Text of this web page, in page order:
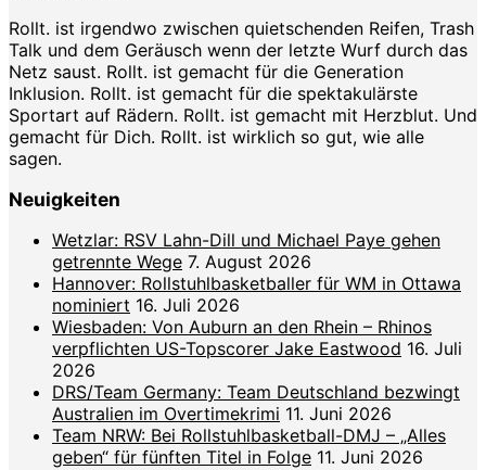
Rollt. ist irgendwo zwischen quietschenden Reifen, Trash
Talk und dem Geräusch wenn der letzte Wurf durch das
Netz saust. Rollt. ist gemacht für die Generation
Inklusion. Rollt. ist gemacht für die spektakulärste
Sportart auf Rädern. Rollt. ist gemacht mit Herzblut. Und
gemacht für Dich. Rollt. ist wirklich so gut, wie alle
sagen.
Neuigkeiten
Wetzlar: RSV Lahn-Dill und Michael Paye gehen
getrennte Wege 7. August 2026
Hannover: Rollstuhlbasketballer für WM in Ottawa
nominiert 16. Juli 2026
Wiesbaden: Von Auburn an den Rhein – Rhinos
verpflichten US-Topscorer Jake Eastwood 16. Juli
2026
DRS/Team Germany: Team Deutschland bezwingt
Australien im Overtimekrimi 11. Juni 2026
Team NRW: Bei Rollstuhlbasketball-DMJ – „Alles
geben“ für fünften Titel in Folge 11. Juni 2026